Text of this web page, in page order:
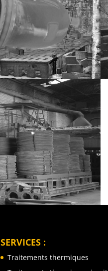
SERVICES :
Traitements thermiques